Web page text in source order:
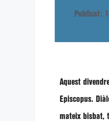
Publicat:
Aquest
Episcopus.
mateix bisbat,